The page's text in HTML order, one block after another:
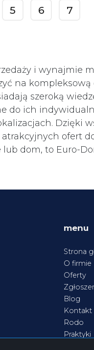
5 6 7
i wynajmie
na
szeroką
do ich
Dzięki
ofert
dom, to Euro-
menu
Strona
O firmie
Oferty
Blog
Kontakt
Rodo
Praktyki